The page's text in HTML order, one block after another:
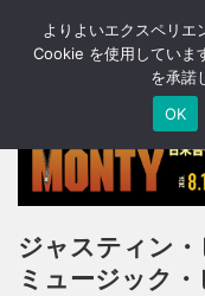
ジャスティン
ミュージック
よりよいエクスペリエ
Cookie を使用していま
を承諾
OK